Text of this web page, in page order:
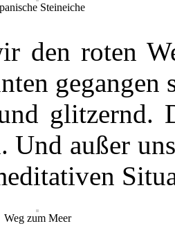
Steineiche
den roten
glitzernd.
Und außer
Weg zum Meer